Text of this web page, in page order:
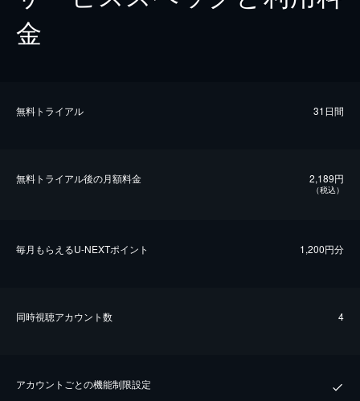
金
無料トライアル 31日間
無料トライアル後の⽉額料金 2,189円
（税込）
毎⽉もらえるU-NEXTポイント 1,200円分
同時視聴アカウント数 4
アカウントごとの機能制限設定